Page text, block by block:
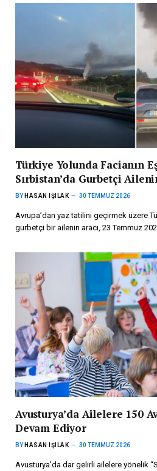
Türkiye Yolunda Facianın
Sırbistan’da Gurbetçi
BY HASAN IŞILAK 30 TEMMUZ 2026
Avrupa’dan yaz tatilini geçirmek üzere
gurbetçi bir ailenin aracı, 23 Temmuz
Avusturya’da Ailelere 150
Devam Ediyor
BY HASAN IŞILAK 30 TEMMUZ 2026
Avusturya’da dar gelirli ailelere yönelik